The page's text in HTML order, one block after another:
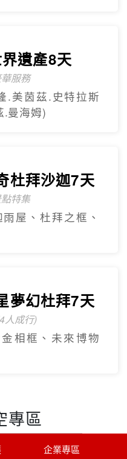
遺產8天
服務
.美茵茲.史特拉斯
.曼海姆)
杜拜沙迦7天
特集
屋、杜拜之框、
夢幻杜拜7天
人成行)
相框、未來博物
專區
企業專區